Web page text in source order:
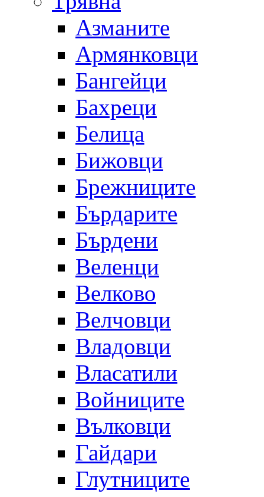
Азманите
Армянковци
Бангейци
Бахреци
Белица
Бижовци
Брежниците
Бърдарите
Бърдени
Веленци
Велково
Велчовци
Владовци
Власатили
Войниците
Вълковци
Гайдари
Глутниците